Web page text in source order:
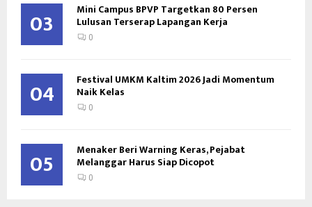
03 Mini Campus BPVP Targetkan 80 Persen
Lulusan Terserap Lapangan Kerja
0
04 Festival UMKM Kaltim 2026 Jadi Momentum
Naik Kelas
0
05 Menaker Beri Warning Keras, Pejabat
Melanggar Harus Siap Dicopot
0